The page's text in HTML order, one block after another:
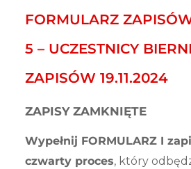
FORMULARZ
5 – UCZESTNICY
ZAPISÓW 19.11.2024
ZAPISY ZAMKNIĘTE
Wypełnij FORMULARZ I
czwarty proces, który